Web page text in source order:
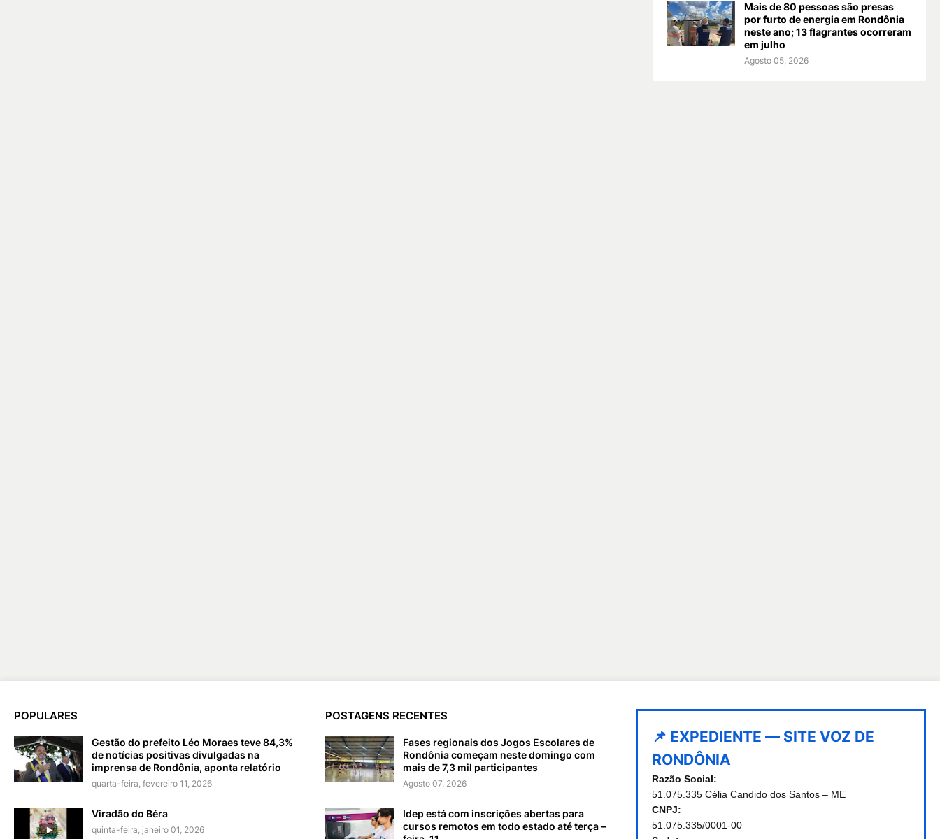
Mais de 80 pessoas são presas
por furto de energia em Rondônia
neste ano; 13 flagrantes ocorreram
em julho
Agosto 05, 2026
POPULARES
Gestão do prefeito Léo Moraes teve 84,3%
de notícias positivas divulgadas na
imprensa de Rondônia, aponta relatório
quarta-feira, fevereiro 11, 2026
Viradão do Béra
quinta-feira, janeiro 01, 2026
POSTAGENS RECENTES
Fases regionais dos Jogos Escolares de
Rondônia começam neste domingo com
mais de 7,3 mil participantes
Agosto 07, 2026
Idep está com inscrições abertas para
cursos remotos em todo estado até terça –
📌 EXPEDIENTE — SITE VOZ DE
RONDÔNIA
Razão Social:
51.075.335 Célia Candido dos Santos – ME
CNPJ:
51.075.335/0001-00